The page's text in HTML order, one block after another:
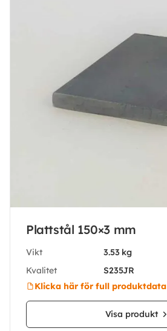
Plattstål 150×3 mm
Vikt
3.53 kg
Kvalitet
S235JR
Klicka här för full produktdata
Visa produkt